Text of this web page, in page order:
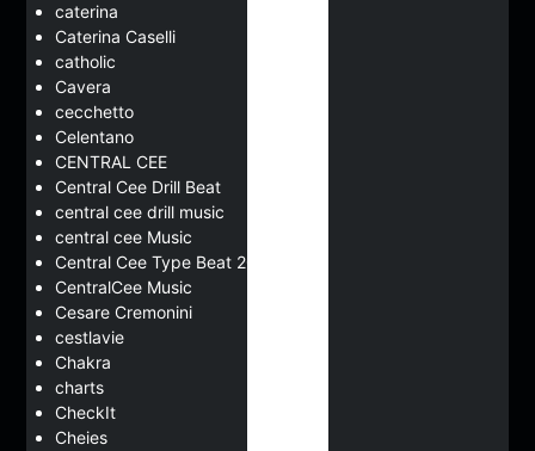
caterina
Caterina Caselli
catholic
Cavera
cecchetto
Celentano
CENTRAL CEE
Central Cee Drill Beat
central cee drill music
central cee Music
Central Cee Type Beat 2023
CentralCee Music
Cesare Cremonini
cestlavie
Chakra
charts
CheckIt
Cheies